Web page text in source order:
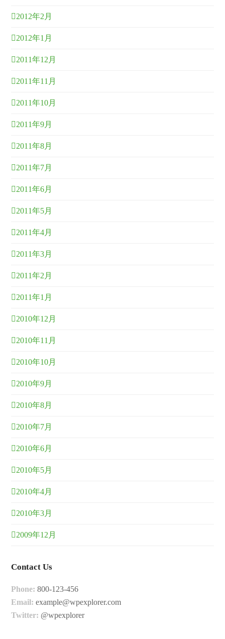
2012年2月
2012年1月
2011年12月
2011年11月
2011年10月
2011年9月
2011年8月
2011年7月
2011年6月
2011年5月
2011年4月
2011年3月
2011年2月
2011年1月
2010年12月
2010年11月
2010年10月
2010年9月
2010年8月
2010年7月
2010年6月
2010年5月
2010年4月
2010年3月
2009年12月
Contact Us
Phone: 800-123-456
Email: example@wpexplorer.com
Twitter: @wpexplorer